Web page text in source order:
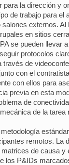
la dirección y
de trabajo para
externos.
en sitios
se pueden llevar
protocolos
de
con el
con ellos para
previa en esta
de
de la
remotos.
de causa
los P&IDs